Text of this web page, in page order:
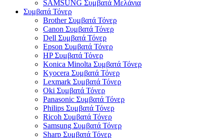
SAMSUNG Συμβατά Μελάνια
Συμβατά Τόνερ
Brother Συμβατά Τόνερ
Canon Συμβατά Τόνερ
Dell Συμβατά Τόνερ
Epson Συμβατά Τόνερ
HP Συμβατά Τόνερ
Konica Minolta Συμβατά Τόνερ
Kyocera Συμβατά Τόνερ
Lexmark Συμβατά Τόνερ
Oki Συμβατά Τόνερ
Panasonic Συμβατά Τόνερ
Philips Συμβατά Τόνερ
Ricoh Συμβατά Τόνερ
Samsung Συμβατά Τόνερ
Sharp Συμβατά Τόνερ